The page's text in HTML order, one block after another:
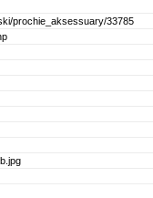
prochie_aksessuary/33785